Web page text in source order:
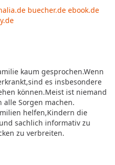
buecher.de ebook.de
kaum gesprochen.Wenn
es insbesondere
können.Meist ist niemand
Sorgen machen.
helfen,Kindern die
sachlich informativ zu
zu verbreiten.